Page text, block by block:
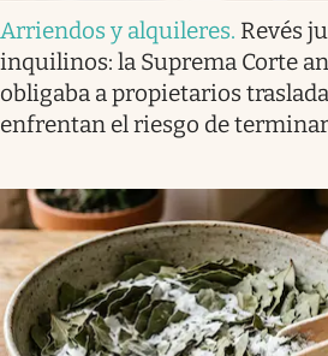
Arriendos y alquileres. Revés
inquilinos: la Suprema Corte
obligaba a propietarios
enfrentan el riesgo de